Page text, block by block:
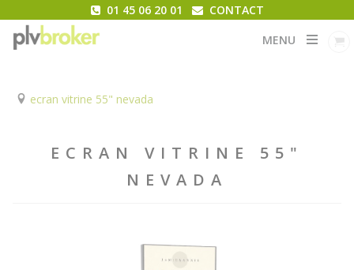
MENU
ecran vitrine 55" nevada
01 45 06 20 01 CONTACT
ECRAN VITRINE 55"
NEVADA